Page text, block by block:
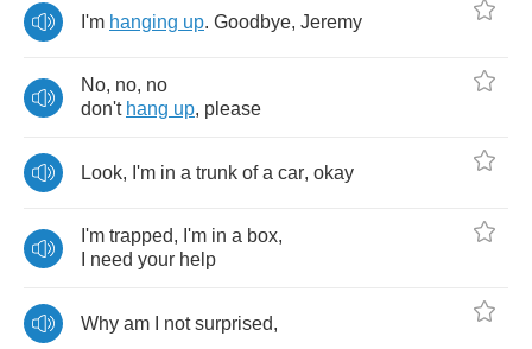
I'm hanging up. Goodbye, Jeremy
No, no, no
don't hang up, please
Look, I'm in a trunk of a car, okay
I'm trapped, I'm in a box,
need your help
Why am not surprised,